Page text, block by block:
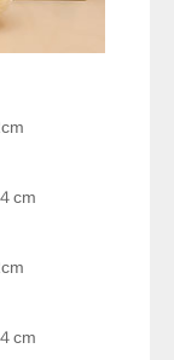
cm
cm